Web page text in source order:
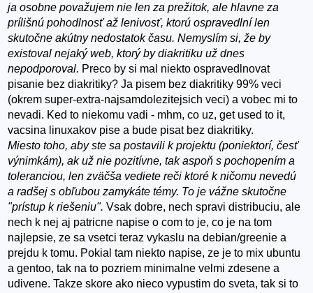
ja osobne považujem nie len za prežitok, ale hlavne za
prílišnú pohodlnosť až lenivosť, ktorú ospravedlní len
skutočne akútny nedostatok času. Nemyslím si, že by
existoval nejaký web, ktorý by diakritiku už dnes
nepodporoval. Preco by si mal niekto ospravedlnovat
pisanie bez diakritiky? Ja pisem bez diakritiky 99% veci
(okrem super-extra-najsamdolezitejsich veci) a vobec mi to
nevadi. Ked to niekomu vadi - mhm, co uz, get used to it,
vacsina linuxakov pise a bude pisat bez diakritiky.
Miesto toho, aby ste sa postavili k projektu (poniektorí, česť
výnimkám), ak už nie pozitívne, tak aspoň s pochopením a
toleranciou, len zväčša vediete reči ktoré k ničomu nevedú
a radšej s obľubou zamykáte témy. To je vážne skutočne
"prístup k riešeniu".Vsak dobre, nech spravi distribuciu, ale
nech k nej aj patricne napise o com to je, co je na tom
najlepsie, ze sa vsetci teraz vykaslu na debian/greenie a
prejdu k tomu. Pokial tam niekto napise, ze je to mix ubuntu
a gentoo, tak na to pozriem minimalne velmi zdesene a
udivene. Takze skore ako nieco vypustim do sveta, tak si to